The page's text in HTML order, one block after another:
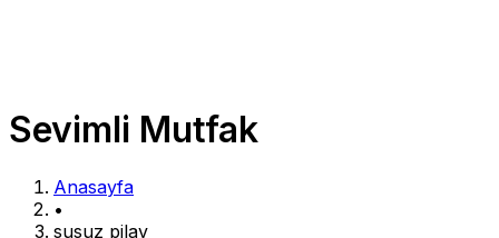
Sevimli Mutfak
Anasayfa
•
susuz pilav